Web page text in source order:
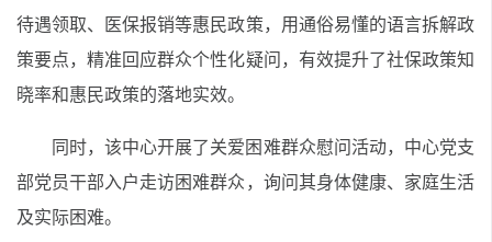
待遇领取、医保报销等惠民政策，用通俗易懂的语言拆解政
策要点，精准回应群众个性化疑问，有效提升了社保政策知
晓率和惠民政策的落地实效。
同时，该中心开展了关爱困难群众慰问活动，中心党支
部党员干部入户走访困难群众，询问其身体健康、家庭生活
及实际困难。